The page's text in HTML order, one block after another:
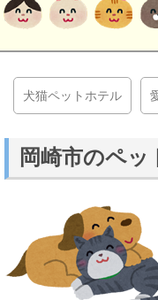
犬猫ペットホテル
岡崎市のペッ